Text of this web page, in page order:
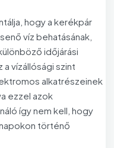
hogy a kerékpár
víz behatásának,
időjárási
vízállósági szint
alkatrészeinek
ezzel azok
így nem kell, hogy
történő